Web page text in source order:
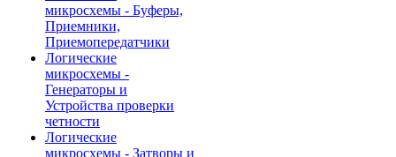
микросхемы - Буферы,
Приемники,
Приемопередатчики
Логические
микросхемы -
Генераторы и
Устройства проверки
четности
Логические
микросхемы - Затворы и